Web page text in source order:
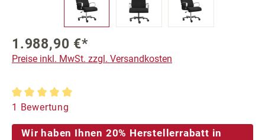
1.988,90 €*
Preise inkl. MwSt. zzgl. Versandkosten
Durchschnittliche Bewertung von 5 von 5 Sternen
1 Bewertung
Wir haben Ihnen 20% Herstellerrabatt in